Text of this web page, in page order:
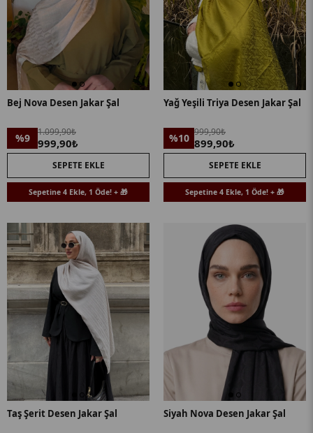
Bej Nova Desen Jakar Şal
%9 1.099,90₺
999,90₺
SEPETE EKLE
Sepetine 4 Ekle, 1 Öde! + 🎁
Yağ Yeşili Triya Desen Jakar Şal
%10 999,90₺
899,90₺
SEPETE EKLE
Sepetine 4 Ekle, 1 Öde! + 🎁
Taş Şerit Desen Jakar Şal Siyah Nova Desen Jakar Şal